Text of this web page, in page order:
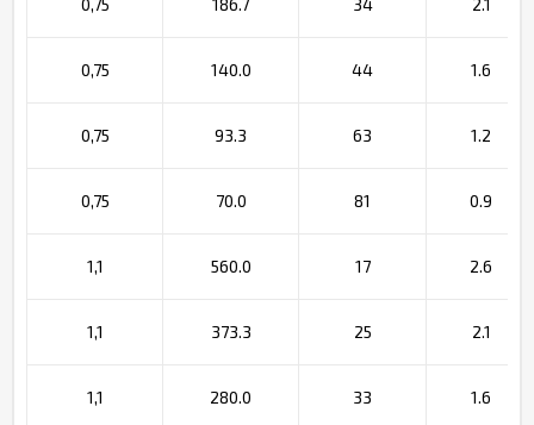
0,75 186.7 34 2.1
0,75 140.0 44 1.6
0,75 93.3 63 1.2
0,75 70.0 81 0.9
1,1 560.0 17 2.6
1,1 373.3 25 2.1
1,1 280.0 33 1.6